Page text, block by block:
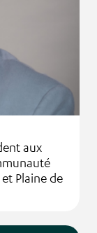
aux
Plaine de